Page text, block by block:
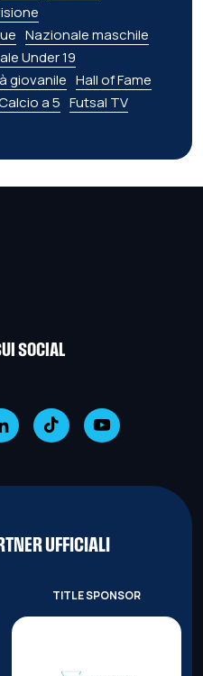
Nazionale maschile
Under 19
giovanile Hall of Fame
a 5 Futsal TV
SOCIAL
UFFICIALI
TITLE SPONSOR